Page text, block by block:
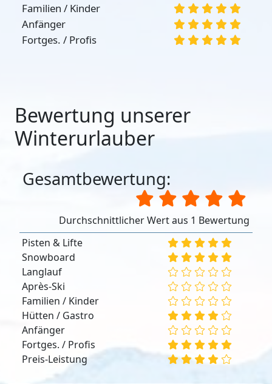
Familien / Kinder
Anfänger
Fortges. / Profis
Bewertung unserer
Winterurlauber
Gesamtbewertung:
Durchschnittlicher Wert aus 1 Bewertung
Pisten & Lifte
Snowboard
Langlauf
Après-Ski
Familien / Kinder
Hütten / Gastro
Anfänger
Fortges. / Profis
Preis-Leistung